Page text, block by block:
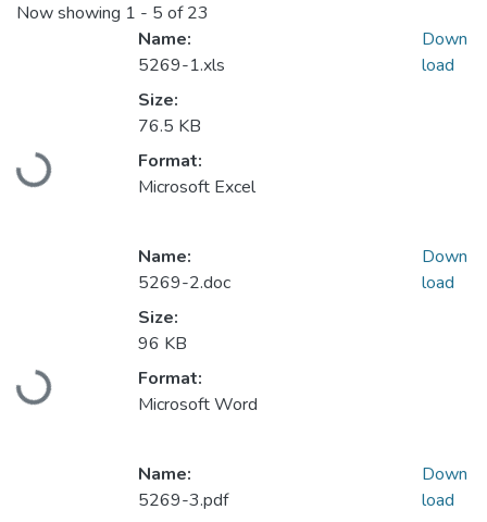
Now showing 1 - 5 of 23
Loading...
Name:
5269-1.xls
Size:
76.5 KB
Format:
Microsoft Excel
Down
load
Loading...
Name:
5269-2.doc
Size:
96 KB
Format:
Microsoft Word
Down
load
Name:
5269-3.pdf
Down
load